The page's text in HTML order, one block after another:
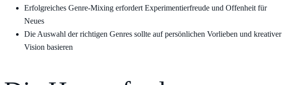
Erfolgreiches Genre-Mixing erfordert Experimentierfreude und Offenheit für
Neues
Die Auswahl der richtigen Genres sollte auf persönlichen Vorlieben und kreativer
Vision basieren